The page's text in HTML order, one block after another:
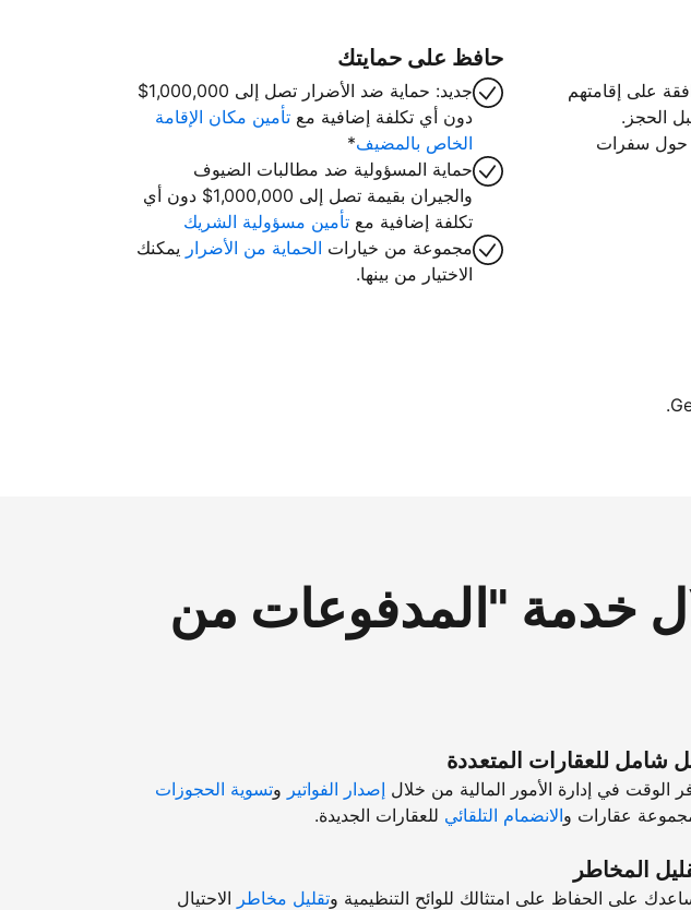
على إقامتهم
الحجز.
حول سفرات
حافظ على حمايتك
جديد: حماية ضد الأضرار تصل إلى 1,000,000$
دون أي تكلفة إضافية معتأمين مكان الإقامة
الخاص بالمضيف*
حماية المسؤولية ضد مطالبات الضيوف
والجيران بقيمة تصل إلى 1,000,000$ دون أي
تكلفة إضافية معتأمين مسؤولية الشريك
مجموعة من خيارات الحماية من الأضرار يمكنك
الاختيار من بينها.
خدمة "المدفوعات من
شامل للعقارات المتعددة
الوقت في إدارة الأمور المالية من خلال إصدار الفواتير وتسوية الحجوزات
عقارات والانضمام التلقائي للعقارات الجديدة.
المخاطر
على الحفاظ على امتثالك للوائح التنظيمية وتقليل مخاطر الاحتيال